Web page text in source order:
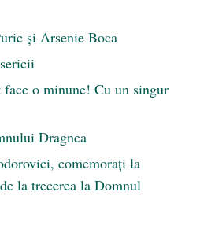
şi Arsenie Boca
o minune! Cu un singur
Dragnea
comemorați la
la trecerea la Domnul